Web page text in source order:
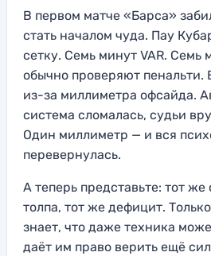
В первом матче «Барса»
стать началом чуда. Пау
сетку. Семь минут VAR. Семь
обычно проверяют пенальти.
из-за миллиметра офсайда.
система сломалась, судьи
Один миллиметр — и вся
перевернулась.
А теперь представьте: тот
толпа, тот же дефицит.
знает, что даже техника
даёт им право верить ещё